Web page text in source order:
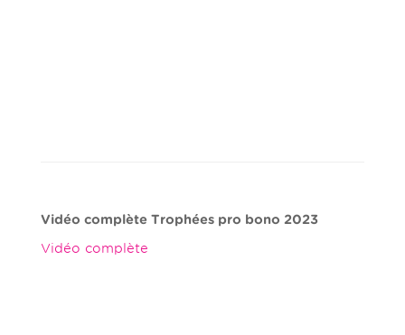
Vidéo complète Trophées pro bono 2023
Vidéo complète